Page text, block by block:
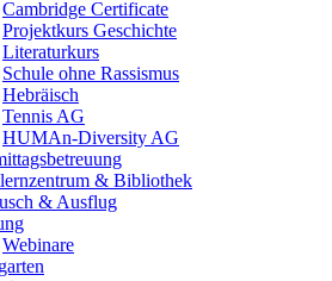
Cambridge Certificate
Projektkurs Geschichte
Literaturkurs
Schule ohne Rassismus
Hebräisch
Tennis AG
HUMAn-Diversity AG
& Bibliothek
& Ausflug
Webinare